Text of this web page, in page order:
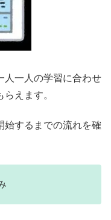
人一人の学習に合わせ
えます。
始するまでの流れを確